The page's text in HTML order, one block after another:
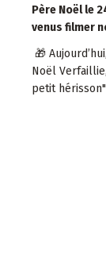
Père Noël le
venus filmer
🎁
Noël
petit hérisson"